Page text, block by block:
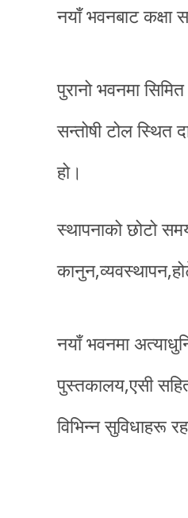
नयाँ भवनबाट कक्षा
पुरानो भवनमा
सन्तोषी टोल स्थित
हो।
स्थापनाको छोटो
नयाँ भवनमा
पुस्तकालय,एसी
विभिन्न सुविधाहरू